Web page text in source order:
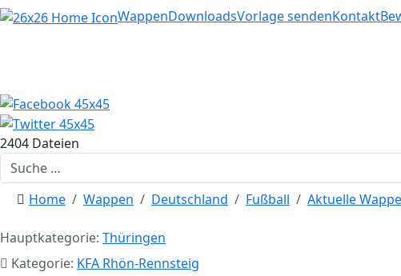
Home
WappenDownloadsVorlage sendenKontakt
2404 Dateien
Suchen
Home Wappen Deutschland Fußball Aktuelle
Hauptkategorie: Thüringen
Kategorie: KFA Rhön-Rennsteig